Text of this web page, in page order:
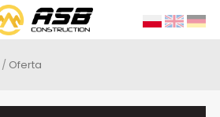
/ Oferta